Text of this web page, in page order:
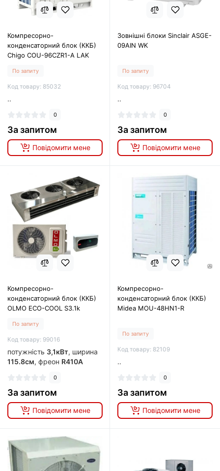
Компресорно-
конденсаторний блок (ККБ)
Chigo COU-96CZR1-A LAK
По запиту
Код товару: 85032
..
0
За запитом
Повідомити мене
Зовнішні блоки Sinclair ASGE-
09AIN WK
По запиту
Код товару: 96704
..
0
За запитом
Повідомити мене
Компресорно-
конденсаторний блок (ККБ)
OLMO ECO-COOL S3.1k
По запиту
Код товару: 99016
потужність 3,1кВт, ширина
115.8см, фреон R410A
0
За запитом
Повідомити мене
Компресорно-
конденсаторний блок (ККБ)
Midea MOU-48HN1-R
По запиту
Код товару: 82109
..
0
За запитом
Повідомити мене